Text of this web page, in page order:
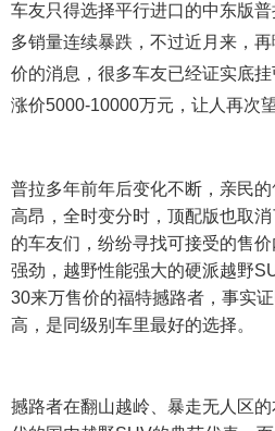
车友只得选择平行进口的中东版
多销量连续暴跌，不过近月来，
价的消息，很多车友已经证实底
涨价5000-10000万元，让人再次
普拉多年前年后变化不断，亲民
高昂，全时变分时，顶配版也取
的车友们，纷纷寻找可接受的售
强劲，越野性能强大的硬派越野
30来万售价的福特撼路者，事实
高，是同级别车里最好的选择。
撼路者在翻山越岭、暴走无人区